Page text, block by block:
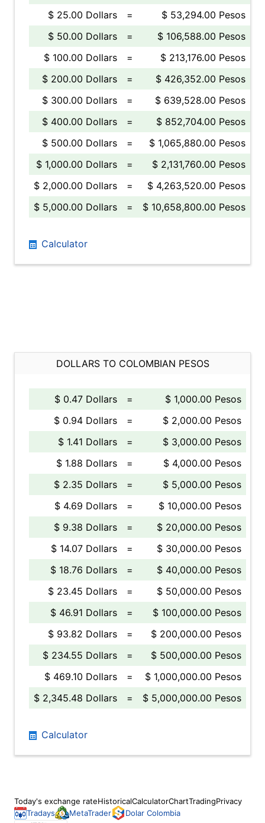
$ 25.00 Dollars
=
$ 53,294.00 Pesos
$ 50.00 Dollars
=
$ 106,588.00 Pesos
$ 100.00 Dollars
=
$ 213,176.00 Pesos
$ 200.00 Dollars
=
$ 426,352.00 Pesos
$ 300.00 Dollars
=
$ 639,528.00 Pesos
$ 400.00 Dollars
=
$ 852,704.00 Pesos
$ 500.00 Dollars
=
$ 1,065,880.00 Pesos
$ 1,000.00 Dollars
=
$ 2,131,760.00 Pesos
$ 2,000.00 Dollars
=
$ 4,263,520.00 Pesos
$ 5,000.00 Dollars
= $ 10,658,800.00 Pesos
Calculator
DOLLARS TO COLOMBIAN PESOS
$ 0.47 Dollars =
$ 1,000.00 Pesos
$ 0.94 Dollars
=
$ 2,000.00 Pesos
$ 1.41 Dollars
=
$ 3,000.00 Pesos
$ 1.88 Dollars
=
$ 4,000.00 Pesos
$ 2.35 Dollars
=
$ 5,000.00 Pesos
$ 4.69 Dollars
=
$ 10,000.00 Pesos
$ 9.38 Dollars
=
$ 20,000.00 Pesos
$ 14.07 Dollars
=
$ 30,000.00 Pesos
$ 18.76 Dollars
=
$ 40,000.00 Pesos
$ 23.45 Dollars
=
$ 50,000.00 Pesos
$ 46.91 Dollars
=
$ 100,000.00 Pesos
$ 93.82 Dollars
=
$ 200,000.00 Pesos
$ 234.55 Dollars
=
$ 500,000.00 Pesos
$ 469.10 Dollars
=
$ 1,000,000.00 Pesos
$ 2,345.48 Dollars
= $ 5,000,000.00 Pesos
Calculator
Today's exchange rateHistoricalCalculatorChartTradingPrivacy
Tradays
MetaTrader Dolar Colombia